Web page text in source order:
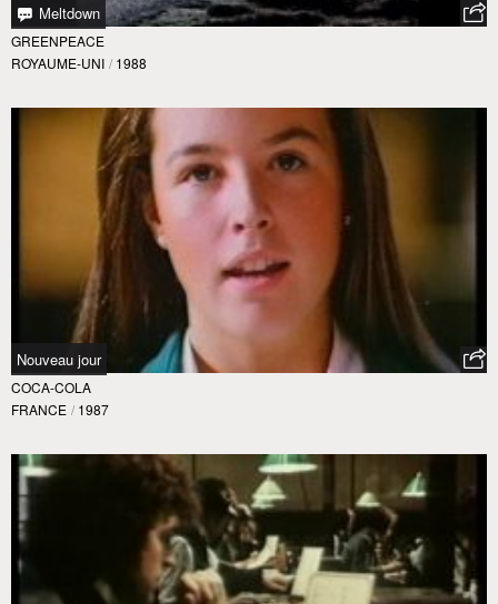
Meltdown
GREENPEACE
ROYAUME-UNI / 1988
Nouveau jour
COCA-COLA
FRANCE / 1987